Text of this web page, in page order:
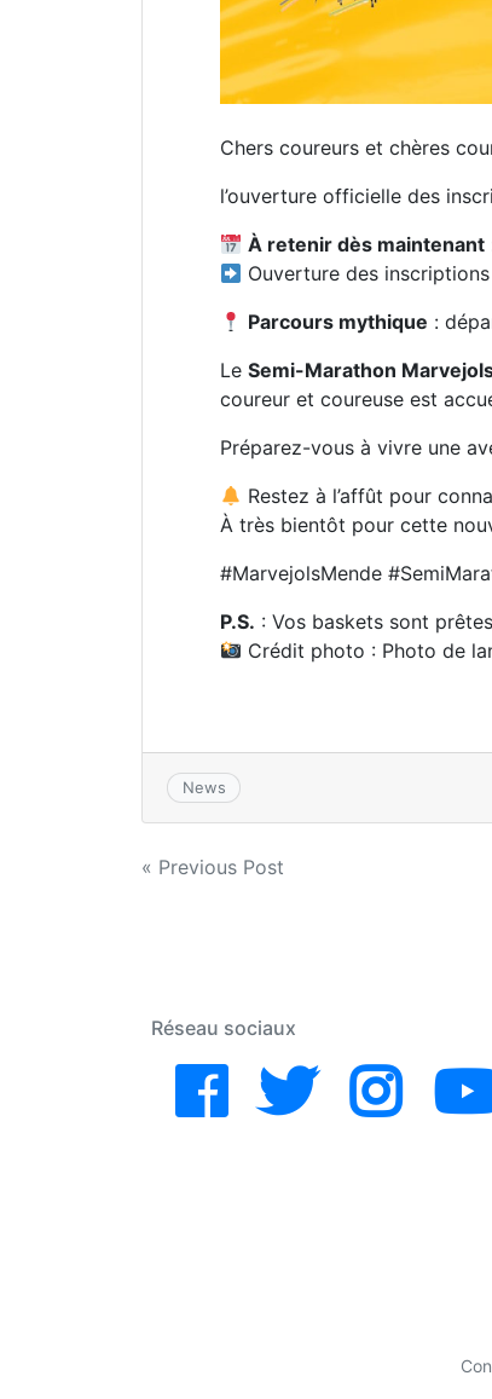
Chers coureurs et chères
l’ouverture officielle des
À retenir dès maintenant
Ouverture des
Parcours mythique :
Le Semi-Marathon
coureur et coureuse est
Préparez-vous à vivre une
Restez à l’affût pour
À très bientôt pour cette
#MarvejolsMende
P.S. : Vos baskets sont
Crédit photo : Photo de
News
Navigation
« Previous Post
Réseau sociaux